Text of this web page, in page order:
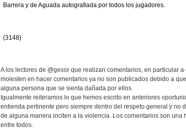
Barrera y de Aguada autografiada por todos los jugadores.
(3148)
A los lectores de @gesor que realizan comentarios, en particular
molesten en hacer comentarios ya no son publicados debido a
alguna persona que se sienta dañada por ellos.
Igualmente reiteramos lo que hemos escrito en anteriores
entienda pertinente pero siempre dentro del respeto general y no
de alguna manera inciten a la violencia. Los comentarios son
entre todos.